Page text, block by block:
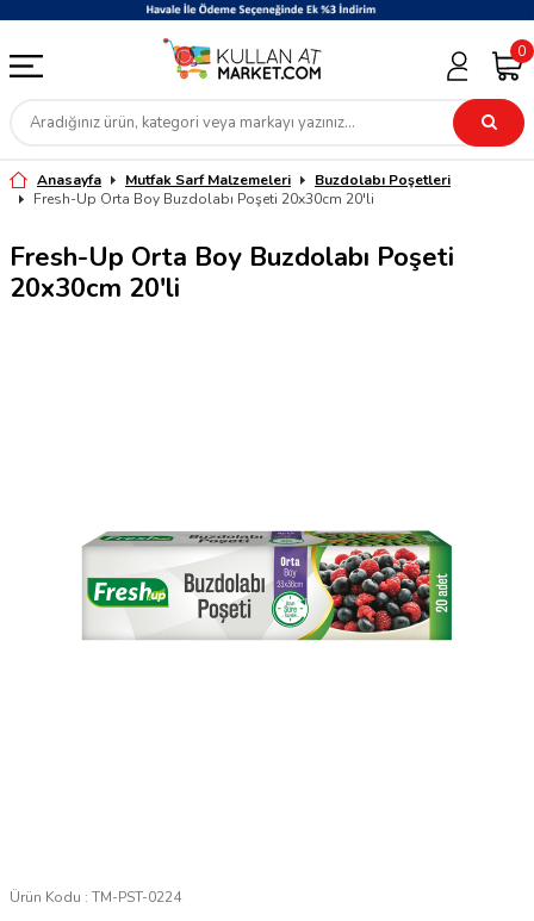
0
Anasayfa Mutfak Sarf Malzemeleri
Buzdolabı Poşetleri
Fresh-Up Orta Boy Buzdolabı Poşeti 20x30cm 20'li
Fresh-Up Orta Boy Buzdolabı Poşeti
20x30cm 20'li
Ürün Kodu : TM-PST-0224